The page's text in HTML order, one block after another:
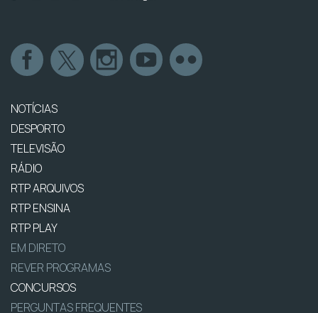
NOTÍCIAS
DESPORTO
TELEVISÃO
RÁDIO
RTP ARQUIVOS
RTP ENSINA
RTP PLAY
EM DIRETO
REVER PROGRAMAS
CONCURSOS
PERGUNTAS FREQUENTES